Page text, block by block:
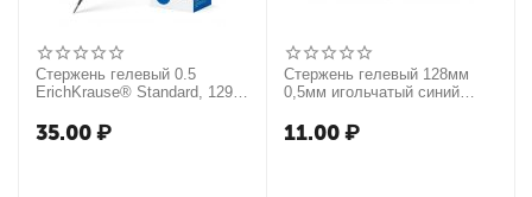
Стержень гелевый 0.5
ErichKrause® Standard, 129
35.00₽
Стержень гелевый 128мм
0,5мм игольчатый синий
11.00₽